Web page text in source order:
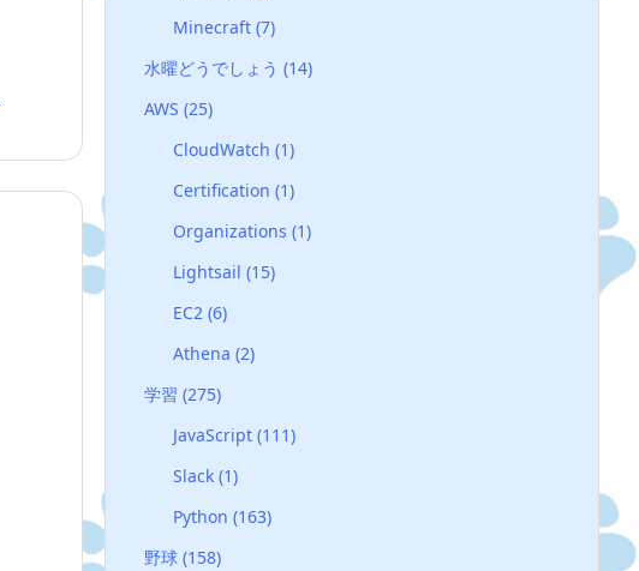
Minecraft(7)
水曜どうでしょう (14)
AWS (25)
CloudWatch(1)
Certification(1)
Organizations(1)
Lightsail(15)
EC2(6)
Athena(2)
学習 (275)
JavaScript(111)
Slack(1)
Python(163)
野球 (158)